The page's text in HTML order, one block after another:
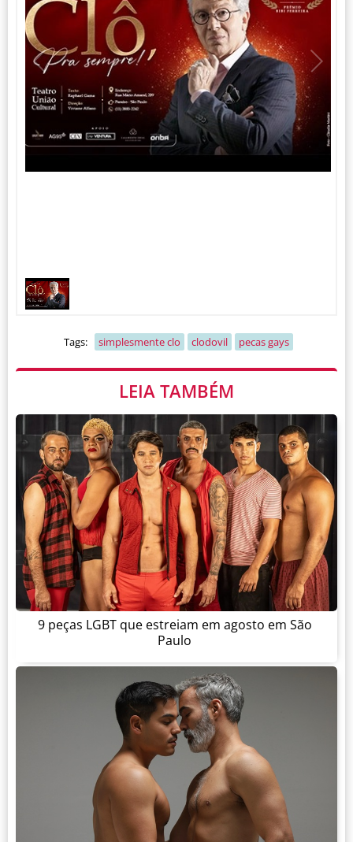
Tags: simplesmente clo clodovil pecas gays
LEIA TAMBÉM
9 peças LGBT que estreiam em agosto em São
Paulo